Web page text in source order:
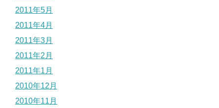
2011年5月
2011年4月
2011年3月
2011年2月
2011年1月
2010年12月
2010年11月